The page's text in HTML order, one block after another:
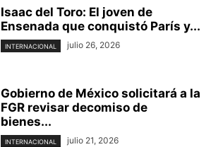
Isaac del Toro: El joven de
Ensenada que conquistó París y...
INTERNACIONAL julio 26, 2026
Gobierno de México solicitará a la
FGR revisar decomiso de
bienes...
INTERNACIONAL julio 21, 2026